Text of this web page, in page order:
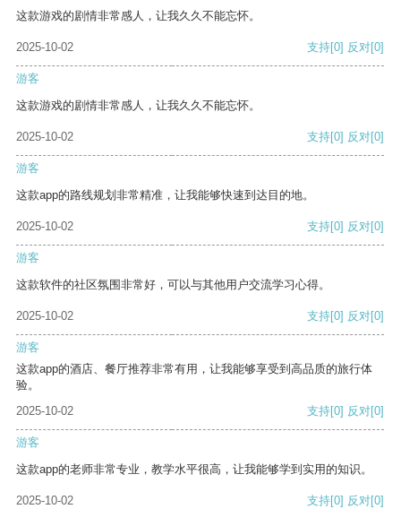
这款游戏的剧情非常感人，让我久久不能忘怀。
2025-10-02 支持[0] 反对[0]
游客
这款游戏的剧情非常感人，让我久久不能忘怀。
2025-10-02 支持[0] 反对[0]
游客
这款app的路线规划非常精准，让我能够快速到达目的地。
2025-10-02 支持[0] 反对[0]
游客
这款软件的社区氛围非常好，可以与其他用户交流学习心得。
2025-10-02 支持[0] 反对[0]
游客
这款app的酒店、餐厅推荐非常有用，让我能够享受到高品质的旅行体
验。
2025-10-02
支持[0] 反对[0]
游客
这款app的老师非常专业，教学水平很高，让我能够学到实用的知识。
2025-10-02 支持[0] 反对[0]